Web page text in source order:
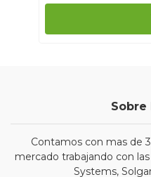
Sobre
Contamos con mas de
mercado trabajando con
Systems,